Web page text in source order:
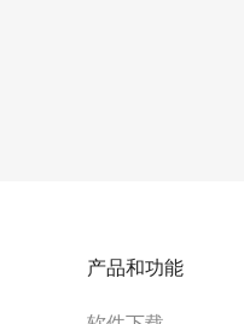
产品和功能